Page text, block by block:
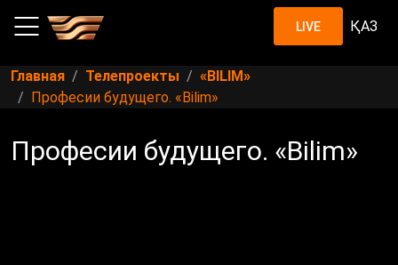
LIVE ҚАЗ
Главная Телепроекты
«BILIM»
Професии будущего. «Bilim»
Професии будущего. «Bilim»